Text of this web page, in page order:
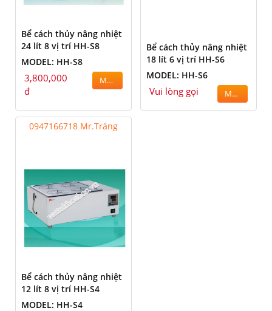
Bể cách thủy nâng nhiệt
24 lít 8 vị trí HH-S8
MODEL: HH-S8
3,800,000
đ
MUA
Bể cách thủy nâng nhiệt
18 lít 6 vị trí HH-S6
MODEL: HH-S6
Vui lòng gọi MUA
0947166718 Mr.Tráng
Bể cách thủy nâng nhiệt
12 lít 8 vị trí HH-S4
MODEL: HH-S4